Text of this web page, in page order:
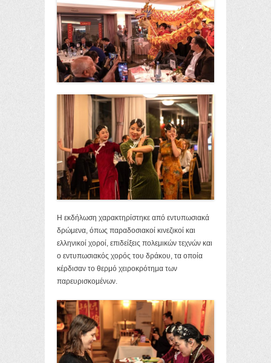
Η εκδήλωση χαρακτηρίστηκε από εντυπωσιακά
δρώμενα, όπως παραδοσιακοί κινεζικοί και
ελληνικοί χοροί, επιδείξεις πολεμικών τεχνών και
ο εντυπωσιακός χορός του δράκου, τα οποία
κέρδισαν το θερμό χειροκρότημα των
παρευρισκομένων.